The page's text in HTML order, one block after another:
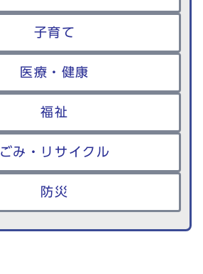
子育て
医療・健康
福祉
ごみ・リサイクル
防災